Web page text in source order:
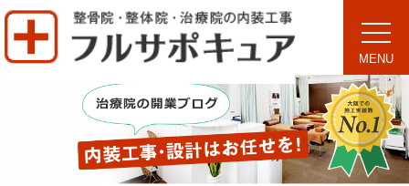
toggle
MENU